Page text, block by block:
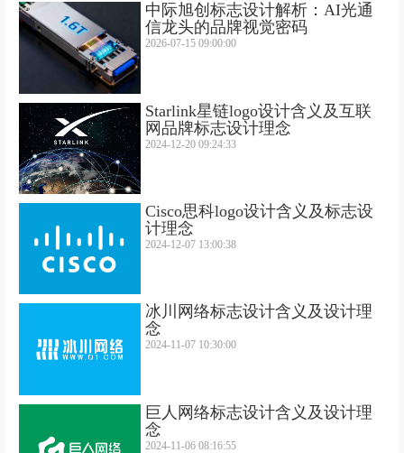
中际旭创标志设计解析：AI光通
信龙头的品牌视觉密码
2026-07-15 09:00:00
Starlink星链logo设计含义及互联
网品牌标志设计理念
2024-12-20 09:24:33
Cisco思科logo设计含义及标志设
计理念
2024-12-07 13:00:38
冰川网络标志设计含义及设计理
念
2024-11-07 10:30:00
巨人网络标志设计含义及设计理
念
2024-11-06 08:16:55